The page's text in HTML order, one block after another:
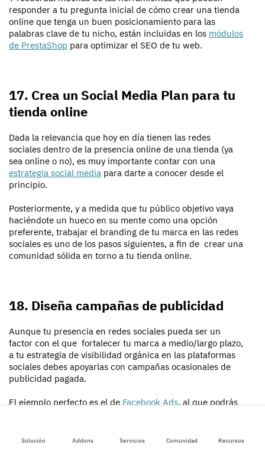
Solución Addons Servicios Comunidad Recursos
responder a tu pregunta inicial de cómo crear una tienda
online que tenga un buen posicionamiento para las
palabras clave de tu nicho, están incluidas en los módulos
de PrestaShop para optimizar el SEO de tu web.
17. Crea un Social Media Plan para tu
tienda online
Dada la relevancia que hoy en día tienen las redes
sociales dentro de la presencia online de una tienda (ya
sea online o no), es muy importante contar con una
estrategia social media para darte a conocer desde el
principio.
Posteriormente, y a medida que tu público objetivo vaya
haciéndote un hueco en su mente como una opción
preferente, trabajar el branding de tu marca en las redes
sociales es uno de los pasos siguientes, a fin de crear una
comunidad sólida en torno a tu tienda online.
18. Diseña campañas de publicidad
Aunque tu presencia en redes sociales pueda ser un
factor con el que fortalecer tu marca a medio/largo plazo,
a tu estrategia de visibilidad orgánica en las plataformas
sociales debes apoyarlas con campañas ocasionales de
publicidad pagada.
El ejemplo perfecto es el deFacebook Ads, al que podrás